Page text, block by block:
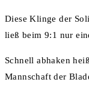
Diese Klinge der
ließ beim 9:1 nur
Schnell abhaken
Mannschaft der